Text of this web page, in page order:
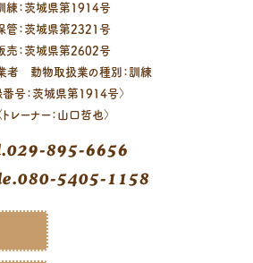
練：茨城県第1914号
管：茨城県第2321号
売：茨城県第2602号
業者 動物取扱業の種別：訓練
号：茨城県第1914号〉
トレーナー：山口哲也〉
895-6656
5405-1158